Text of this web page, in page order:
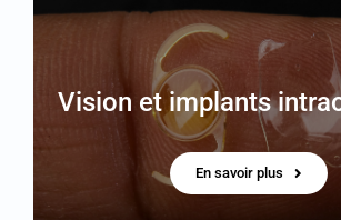
Vision et implants
En savoir plus